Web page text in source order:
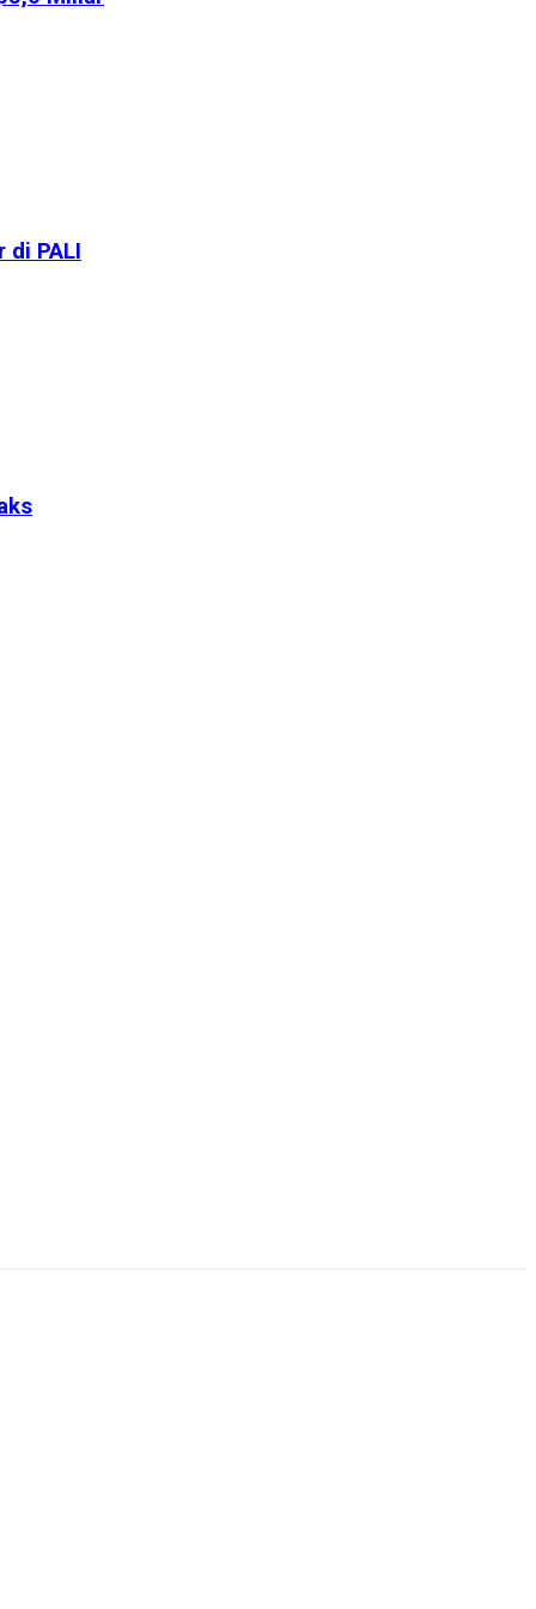
di PALI